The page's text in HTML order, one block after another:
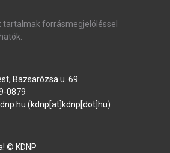
tartalmak forrásmegjelöléssel
Bazsarózsa u. 69.
0879
.hu (kdnp[at]kdnp[dot]hu)
© KDNP